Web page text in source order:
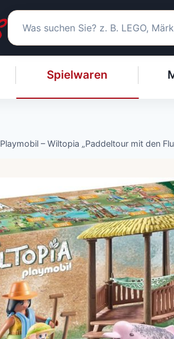
Spielwaren
Playmobil – Wiltopia „Paddeltour mit den